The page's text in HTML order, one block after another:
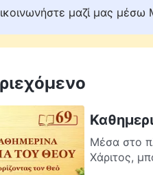
μαζί μας μέσω
Μέσα στο
Χάριτος,